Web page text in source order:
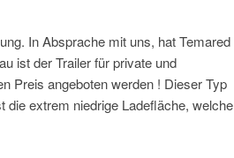
In Absprache mit uns, hat Temared
ist der Trailer für private und
Preis angeboten werden ! Dieser Typ
extrem niedrige Ladefläche, welche